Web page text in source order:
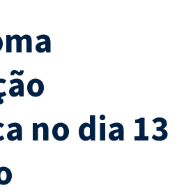
no dia 13